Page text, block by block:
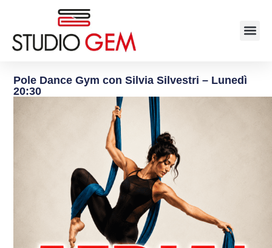
Pole Dance Gym con Silvia Silvestri – Lunedì
20:30